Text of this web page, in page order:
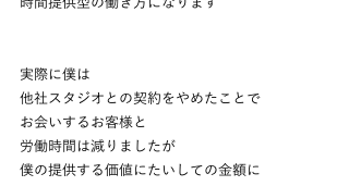
時間提供型の働き方になります
実際に僕は
他社スタジオとの契約をやめたことで
お会いするお客様と
労働時間は減りましたが
僕の提供する価値にたいしての金額に